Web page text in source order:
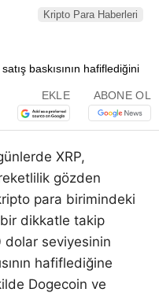
Kripto Para Haberleri
EKLE ABONE OL
XRP,
gözden
para birimindeki
dikkatle takip
dolar seviyesinin
hafiflediğine
Dogecoin ve